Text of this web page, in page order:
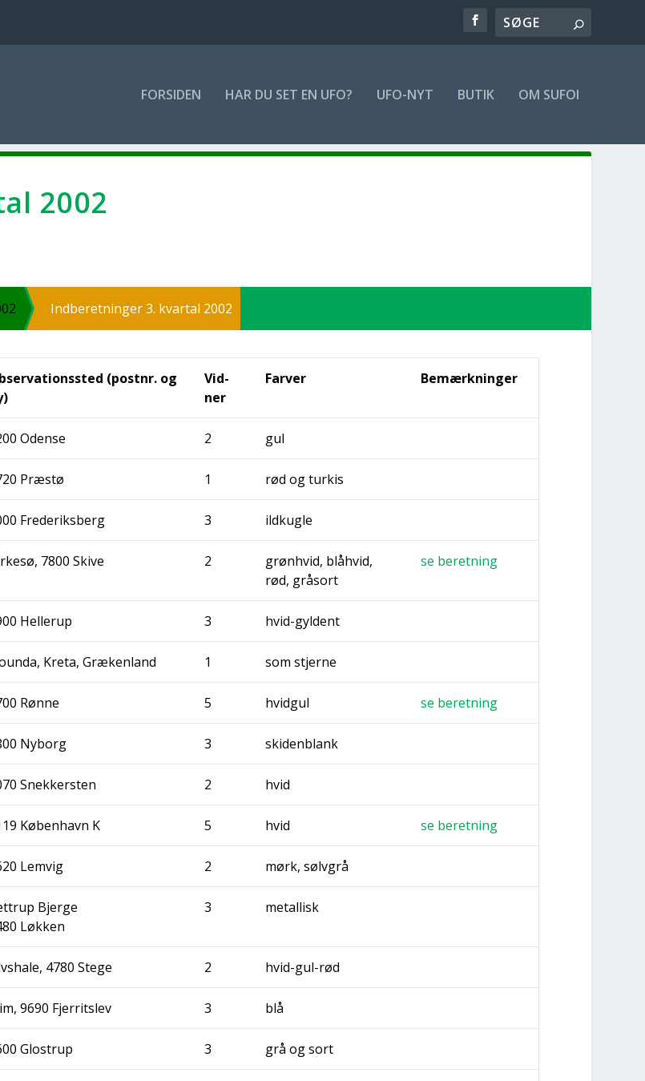
FOR­SI­DEN HAR DU SET EN UFO? UFO-NYT BUTIK OM SUFOI
2002
Ind­be­ret­nin­ger 3. kvar­tal 2002
(post­nr. og
Vid­
ner
Far­ver Bemærk­nin­ger
Oden­se 2 gul
Præ­stø 1 rød og tur­kis
Fre­de­riks­berg 3 ild­kug­le
7800 Ski­ve 2
grøn­hvid, blå­hvid,
rød, gråsort
se beret­ning
Hel­lerup 3 hvid-gyl­dent
Kre­ta, Græken­land 1 som stjer­ne
Røn­ne 5 hvid­gul se beret­ning
Nyborg 3 ski­den­blank
Snek­ker­sten 2 hvid
Køben­havn K 5 hvid se beret­ning
Lemvig 2 mørk, sølv­grå
Bjer­ge
Løk­ken
3 metal­lisk
4780 Ste­ge 2 hvid-gul-rød
9690 Fjer­rits­lev 3 blå
Glo­strup 3 grå og sort